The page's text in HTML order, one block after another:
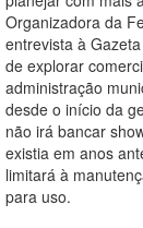
Organizadora da
entrevista à
de explorar
administração
desde o início da
não irá bancar
existia em anos
limitará à
para uso.